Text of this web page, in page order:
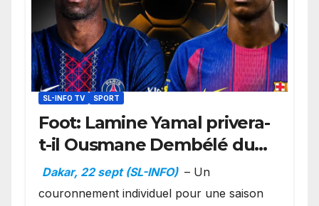
SL-INFO TV SPORT
Foot: Lamine Yamal privera-
t-il Ousmane Dembélé du
Ballon d’or ?
Dakar, 22 sept (SL-INFO) – Un
couronnement individuel pour une saison